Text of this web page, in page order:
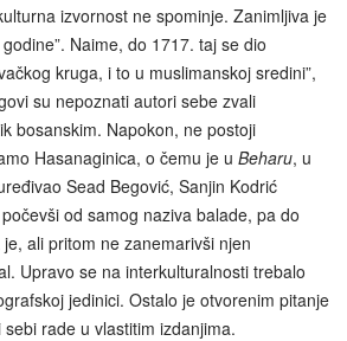
izvornost ne spominje. Zanimljiva je
Naime, do 1717. taj se dio
kruga, i to u muslimanskoj sredini”,
su nepoznati autori sebe zvali
bosanskim. Napokon, ne postoji
Hasanaginica, o čemu je u Beharu, u
Sead Begović, Sanjin Kodrić
od samog naziva balade, pa do
ali pritom ne zanemarivši njen
Upravo se na interkulturalnosti trebalo
jedinici. Ostalo je otvorenim pitanje
rade u vlastitim izdanjima.